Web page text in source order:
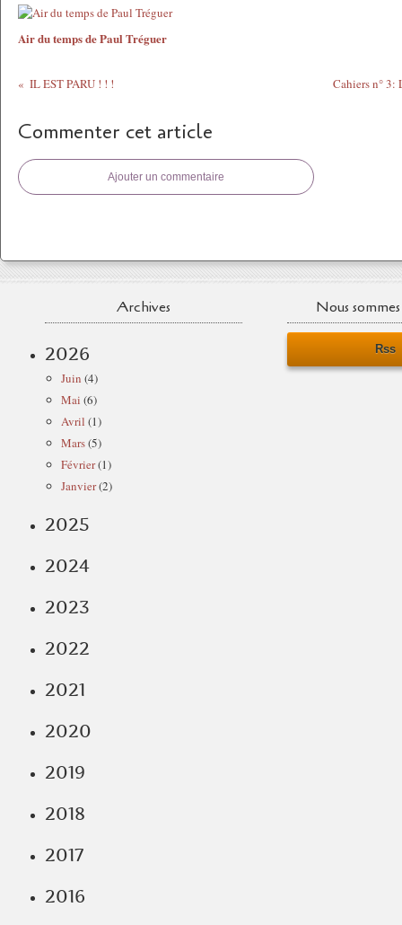
Air du temps de Paul Tréguer
IL EST PARU ! ! ! Cahiers n° 3:
Commenter cet article
Ajouter un commentaire
Archives
2026
Juin (4)
Mai (6)
Avril (1)
Mars(5)
Février(1)
Janvier(2)
2025
2024
2023
2022
2021
2020
2019
2018
2017
2016
Nous
Rss